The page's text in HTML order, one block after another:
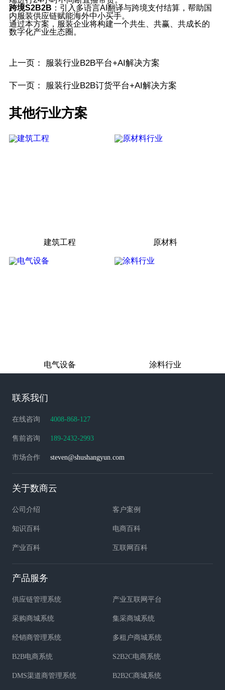
跨境S2B2B ：引入多语言AI翻译与跨境支付结算，帮助国
内服装供应链赋能海外中小买手。
通过本方案，服装企业将构建一个共生、共赢、共成长的
数字化产业生态圈。
上一页： 服装行业B2B平台+AI解决方案
下一页： 服装行业B2B订货平台+AI解决方案
其他行业方案
建筑工程 原材料
电气设备 涂料行业
联系我们
在线咨询 4008-868-127
售前咨询 189-2432-2993
市场合作 steven@shushangyun.com
关于数商云
公司介绍 客户案例
知识百科 电商百科
产业百科 互联网百科
产品服务
供应链管理系统 产业互联网平台
采购商城系统 集采商城系统
经销商管理系统 多租户商城系统
B2B电商系统 S2B2C电商系统
DMS渠道商管理系统 B2B2C商城系统